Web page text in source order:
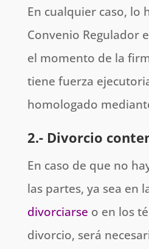
En cualquier caso, lo
Convenio Regulador
el momento de la
tiene fuerza
homologado
2.- Divorcio
En caso de que no
las partes, ya sea en
divorciarse o en los
divorcio, será